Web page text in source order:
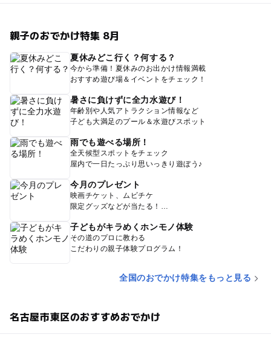
親子のおでかけ特集 8月
夏休みどこ行く？何する？
今から準備！夏休みのお出かけ情報満載
おすすめ遊び場＆イベントをチェック！
暑さに負けずに全力水遊び！
年齢別や人気アトラクション情報など
子ども大満足のプール＆水遊びスポット
雨でも遊べる場所！
全天候型スポットをチェック
屋内で一日たっぷり思いっきり遊ぼう♪
今月のプレゼント
映画チケット、ムビチケ
限定グッズなどが当たる！
子どもがキラめくホンモノ体験
その道のプロに教わる
こだわりの親子体験プログラム！
全国のおでかけ特集をもっと見る
名古屋市東区のおすすめおでかけ